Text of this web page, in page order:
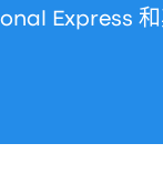
Express